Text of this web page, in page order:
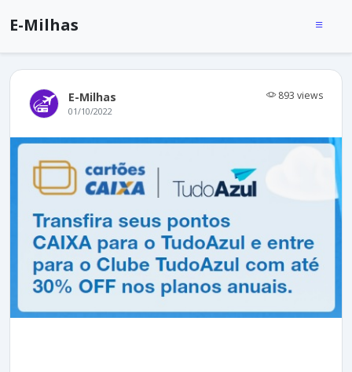
E-Milhas
E-Milhas 893 views
01/10/2022